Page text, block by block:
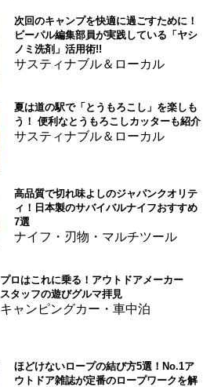
次回のキャンプを快適に過ごすために！
ビーパル編集部員が実践している「ヤシ
ノミ洗剤」活用術!!
サスティナブル＆ローカル
夏は道の駅で「とうもろこし」を楽しも
う！ 便利なとうもろこしカッターも紹介
サスティナブル＆ローカル
高品質で切れ味よしのジャパンクオリテ
ィ！日本製のサバイバルナイフおすすめ
7選
ナイフ・刃物・マルチツール
プロはこれに乗る！アウトドアメーカー
スタッフの遊びグルマ拝見
キャンピングカー・車中泊
ほどけないロープの結び方5選！No.1ア
ウトドア雑誌が定番のロープワークを解